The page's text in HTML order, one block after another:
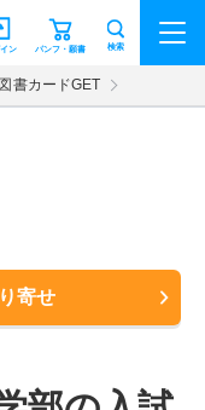
パンフ・願書
ン 検索
書カードGET
寄せ